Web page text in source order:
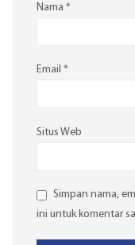
Nama *
Email *
Situs Web
Simpan nama,
ini untuk komentar